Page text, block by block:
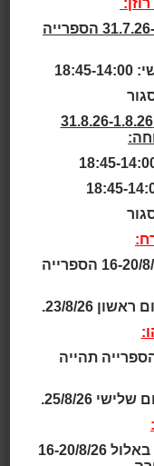
ניו-יורק, מונה
מערך הספריות: רשת הספריות של קווינס מונה 62 ספריות
בחודש יולי- בין התאריכים 31.7.26-1.7.26 הספרייה
חודש אוגוסט- בין התאריכים 31.8.26-1.8.26
בימים ראשון עד חמישי (כולל) 16-20/8/26 הספרייה
23/8/26.
ראשון ושני 23-24/8/26 הספרייה תהייה
25/8/26.
בימים ראשון עד חמישי (כולל) ג’-ז באלול 16-20/8/26